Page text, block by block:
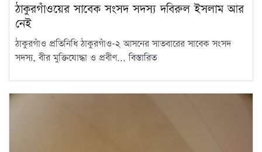
ঠাকুরগাঁওয়ের সাবেক সংসদ সদস্য দবিরুল ইসলাম আর
নেই
ঠাকুরগাঁও প্রতিনিধি ঠাকুরগাঁও-২ আসনের সাতবারের সাবেক সংসদ
সদস্য, বীর মুক্তিযোদ্ধা ও প্রবীণ...বিস্তারিত